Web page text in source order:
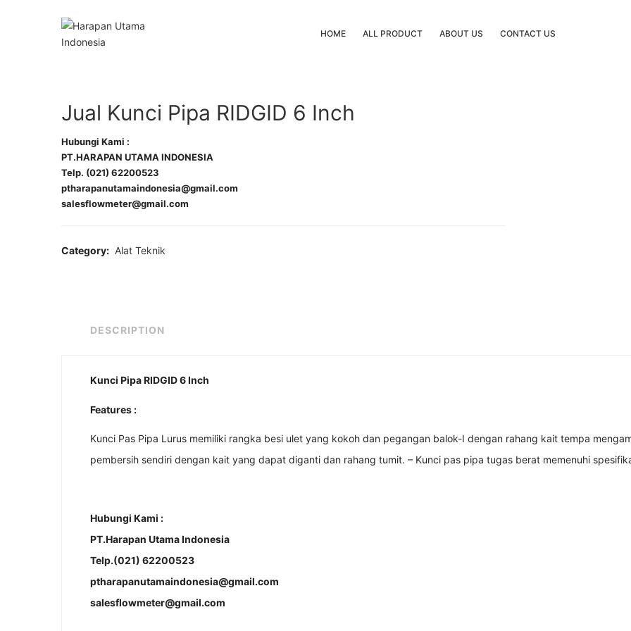
HOME ALL PRODUCT ABOUT US CONTACT US
Jual Kunci Pipa RIDGID 6 Inch
Hubungi Kami :
PT.HARAPAN UTAMA INDONESIA
Telp. (021) 62200523
ptharapanutamaindonesia@gmail.com
salesflowmeter@gmail.com
Category: Alat Teknik
DESCRIPTION
Kunci Pipa RIDGID 6 Inch
Features :
Kunci Pas Pipa Lurus memiliki rangka besi ulet yang kokoh dan pegangan balok-I dengan rahang kait tempa
pembersih sendiri dengan kait yang dapat diganti dan rahang tumit. – Kunci pas pipa tugas berat memenuhi
Hubungi Kami :
PT.Harapan Utama Indonesia
Telp.(021) 62200523
ptharapanutamaindonesia@gmail.com
salesflowmeter@gmail.com